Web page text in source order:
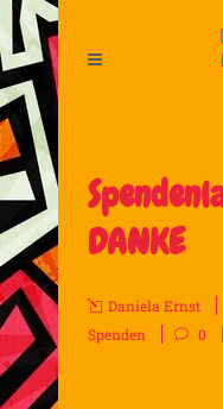
DANKE
Daniela Ernst
Spenden
0